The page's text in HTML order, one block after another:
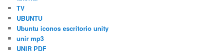
TV
UBUNTU
Ubuntu iconos escritorio unity
unir mp3
UNIR PDF